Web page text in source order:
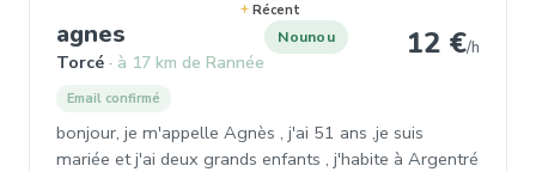
Récent
agnes , Nounou à Torcé
Torcé à 17 km de Rannée
Nounou 12 €/h
Email confirmé
bonjour, je m'appelle Agnès , j'ai 51 ans ,je suis
mariée et j'ai deux grands enfants , j'habite à Argentré